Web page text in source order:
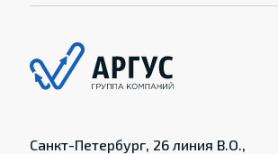
Санкт-Петербург, 26 линия В.О.,